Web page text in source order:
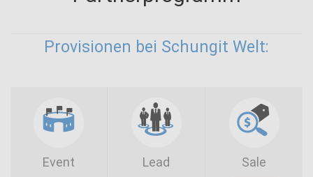
Provisionen bei Schungit Welt:
Event Lead Sale